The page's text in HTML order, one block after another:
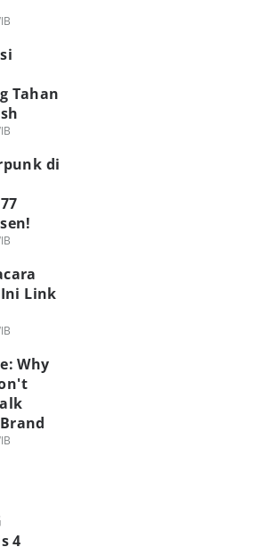
Tahan
di
Ini Link
Why
4